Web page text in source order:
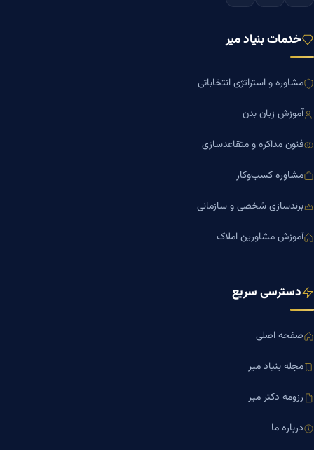
خدمات بنیاد میر
مشاوره و استراتژی انتخاباتی
آموزش زبان بدن
فنون مذاکره و متقاعدسازی
مشاوره کسب‌وکار
برندسازی شخصی و سازمانی
آموزش مشاورین املاک
دسترسی سریع
صفحه اصلی
مجله بنیاد میر
رزومه دکتر میر
درباره ما